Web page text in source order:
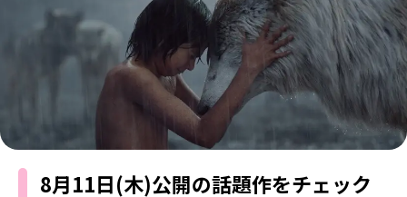
着回し
着痩せ
ビューティニュース
トレンドメイク
ベストコスメ
ヘアアレンジ・ヘアケア
ボディケア
SCHOOL
スクールニュース
制服コーデ
学校ヘアメイク
ENTERTAINMENT
エンタメニュース
K-POP
LIFESTYLE
ライフスタイルニュース
JKランキング・アワード
モデルの購入品
MODELS
8月11日(木)公開の話題作をチェック